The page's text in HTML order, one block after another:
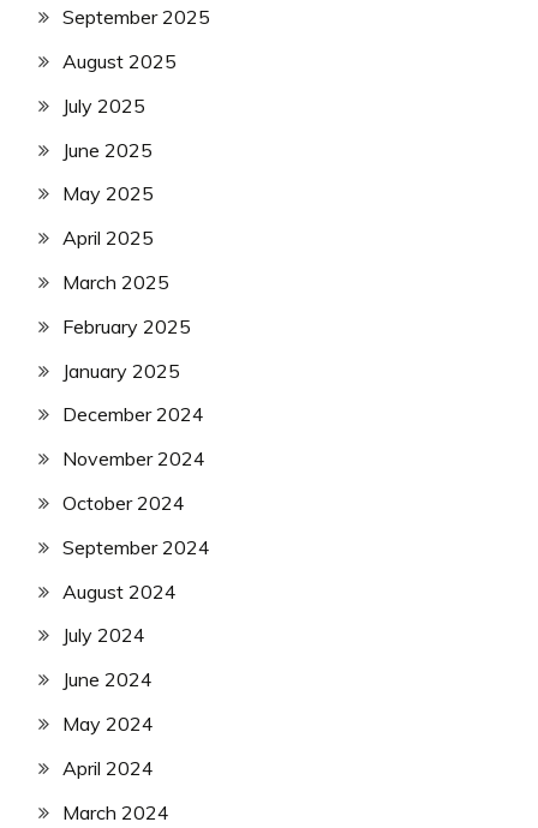
September 2025
August 2025
July 2025
June 2025
May 2025
April 2025
March 2025
February 2025
January 2025
December 2024
November 2024
October 2024
September 2024
August 2024
July 2024
June 2024
May 2024
April 2024
March 2024